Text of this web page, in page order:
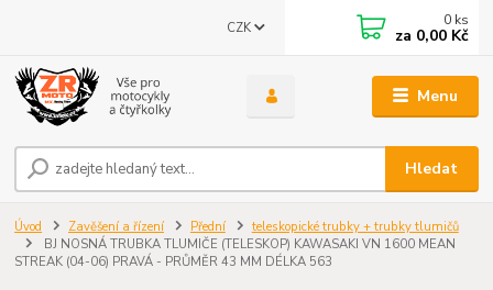
Menu
CZK
Hledat
0 ks
za 0,00 Kč
Úvod Zavěšení a řízení Přední
teleskopické trubky + trubky tlumičů
BJ NOSNÁ TRUBKA TLUMIČE (TELESKOP) KAWASAKI VN 1600 MEAN
STREAK (04-06) PRAVÁ - PRŮMĚR 43 MM DÉLKA 563